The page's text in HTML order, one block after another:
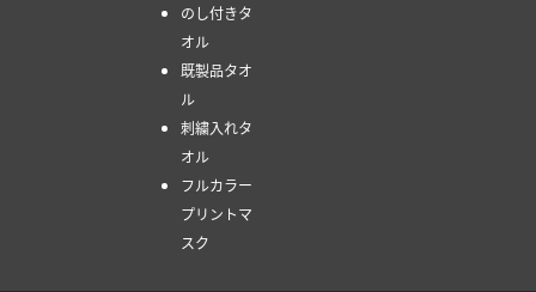
のし付きタ
オル
既製品タオ
ル
刺繍入れタ
オル
フルカラー
プリントマ
スク